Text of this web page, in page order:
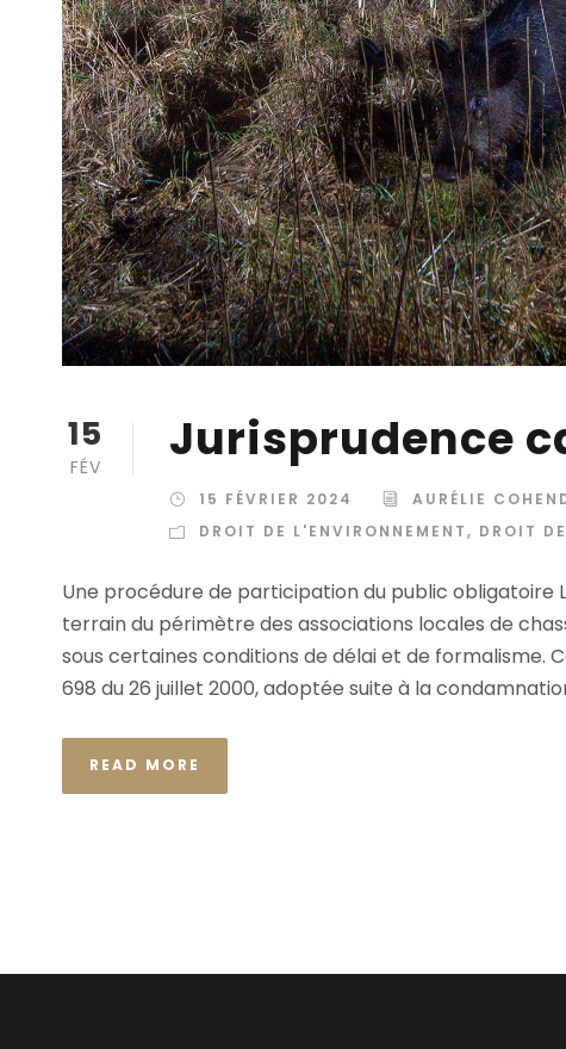
15
FÉV Jurisprudence
15 FÉVRIER 2024
AURÉLIE
DROIT DE L'ENVIRONNEMENT, DROIT
Une procédure de participation du public
terrain du périmètre des associations locales de
sous certaines conditions de délai et de formalisme.
698 du 26 juillet 2000, adoptée suite à la
READ MORE